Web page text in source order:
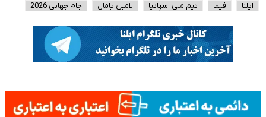
ایلنا فیفا تیم ملی اسپانیا لامین یامال جام جهانی 2026